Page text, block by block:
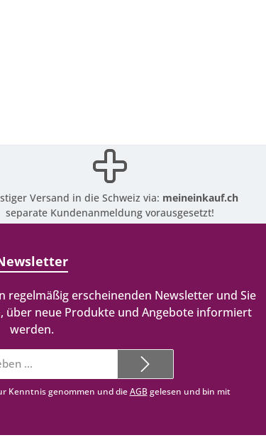
Versand in die Schweiz via: meineinkauf.ch
separate Kundenanmeldung vorausgesetzt!
regelmäßig erscheinenden Newsletter und Sie
über neue Produkte und Angebote informiert
werden.
Mail-
Adresse*
Kenntnis genommen und dieAGBgelesen und bin mit